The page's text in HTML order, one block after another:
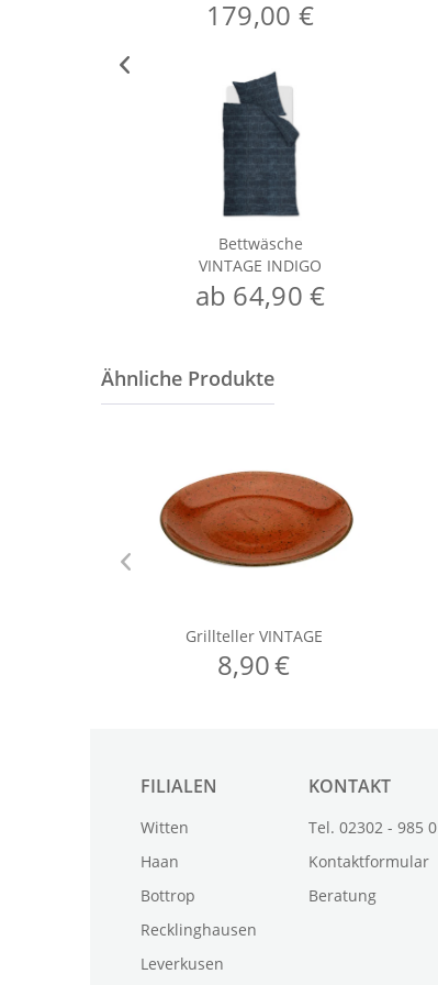
179,00 €
Bettwäsche
VINTAGE INDIGO
ab 64,90 €
FILIALEN
Witten
Haan
Bottrop
Recklinghausen
Leverkusen
KONTAKT
Tel. 02302 - 985 0
Kontaktformular
Beratung